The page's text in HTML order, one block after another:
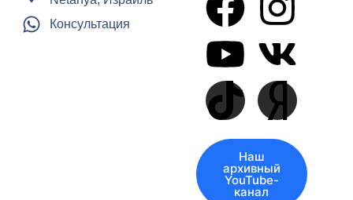
Консультация
Наш
архивный
YouTube-
канал